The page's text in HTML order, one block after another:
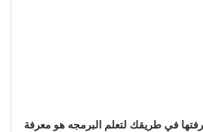
في طريقك لتعلم البرمجه هو معرفة